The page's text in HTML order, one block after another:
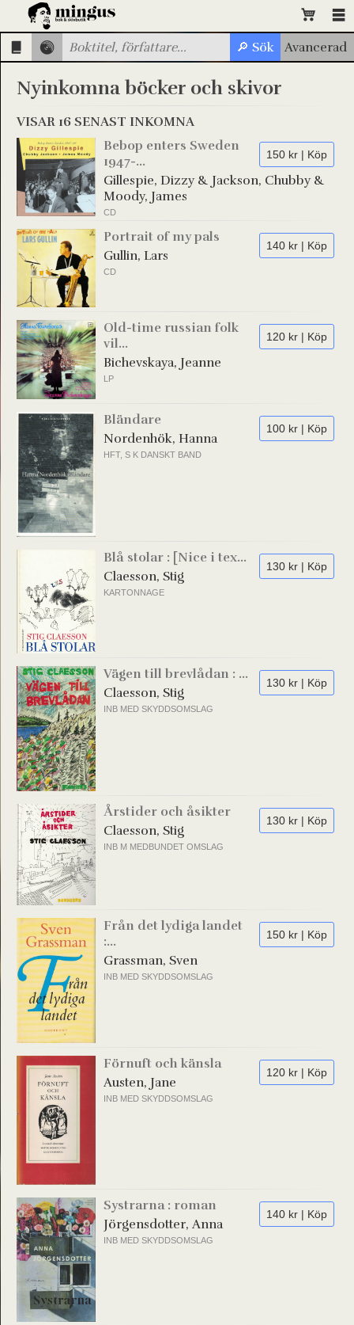
Nyinkomna böcker och skivor
VISAR 16 SENAST INKOMNA
150 kr | Köp
Bebop enters Sweden
1947-...
Gillespie, Dizzy & Jackson, Chubby &
Moody, James
CD
140 kr | Köp
Portrait of my pals
Gullin, Lars
CD
120 kr | Köp
Old-time russian folk
vil...
Bichevskaya, Jeanne
LP
100 kr | Köp
Bländare
Nordenhök, Hanna
HFT, S K DANSKT BAND
130 kr | Köp
Blå stolar : [Nice i tex...
Claesson, Stig
KARTONNAGE
130 kr | Köp
Vägen till brevlådan : ...
Claesson, Stig
INB MED SKYDDSOMSLAG
130 kr | Köp
Årstider och åsikter
Claesson, Stig
INB M MEDBUNDET OMSLAG
150 kr | Köp
Från det lydiga landet
:...
Grassman, Sven
INB MED SKYDDSOMSLAG
120 kr | Köp
Förnuft och känsla
Austen, Jane
INB MED SKYDDSOMSLAG
140 kr | Köp
Systrarna : roman
Jörgensdotter, Anna
INB MED SKYDDSOMSLAG